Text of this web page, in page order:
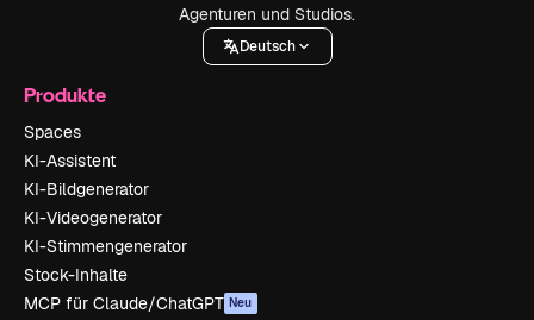
Agenturen und Studios.
Deutsch
Produkte
Spaces
KI-Assistent
KI-Bildgenerator
KI-Videogenerator
KI-Stimmengenerator
Stock-Inhalte
MCP für Claude/ChatGPT Neu